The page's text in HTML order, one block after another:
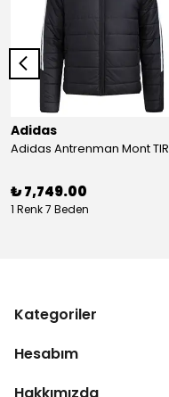
Adidas
₺ 7,749.00
1 Renk 7 Beden
Kategoriler
Hesabım